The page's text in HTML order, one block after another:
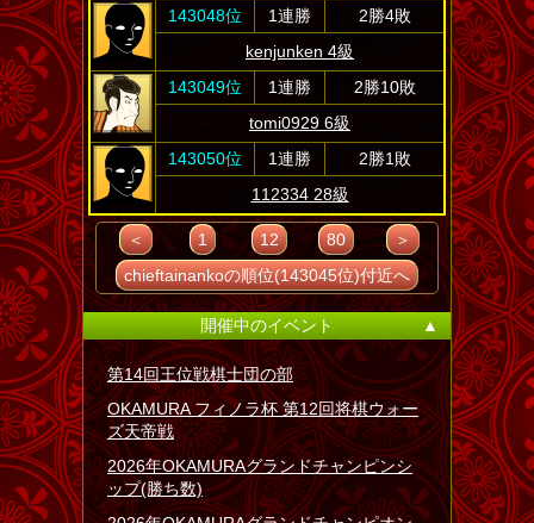
143048位
1連勝
2勝4敗
kenjunken 4級
143049位
1連勝
2勝10敗
tomi0929 6級
143050位
1連勝
2勝1敗
112334 28級
＜ 1 12 80
＞
chieftainankoの順位(143045位)付近へ
開催中のイベント ▲
第14回王位戦棋士団の部
OKAMURA フィノラ杯 第12回将棋ウォー
ズ天帝戦
2026年OKAMURAグランドチャンピンシ
ップ(勝ち数)